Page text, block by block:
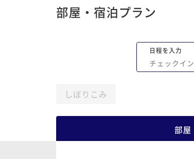
部屋・宿泊プラン
日程を入力
チェックイン
しぼりこみ
部屋